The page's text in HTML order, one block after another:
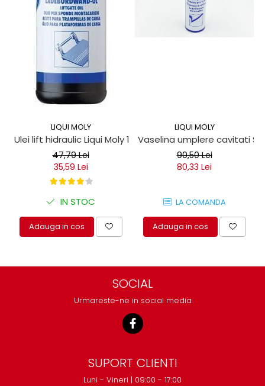
LIQUI MOLY
Ulei lift hidraulic Liqui Moly 1 litru
47,79 Lei
35,59 Lei
IN STOC
Adauga in cos
LIQUI MOLY
Vaselina umplere cavitati
90,50 Lei
80,33 Lei
LA COMANDA
Adauga in cos
SOCIAL
Urmareste-ne in social media
SUPORT CLIENTI
Luni - Vineri | 09:00 - 17:00